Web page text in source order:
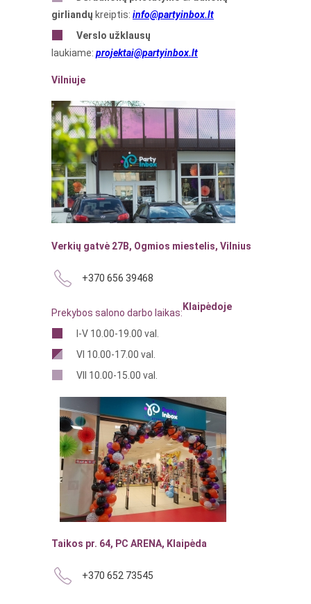
girliandų kreiptis: info@partyinbox.lt
Verslo užklausų
laukiame: projektai@partyinbox.lt
Vilniuje
Verkių gatvė 27B, Ogmios miestelis, Vilnius
+370 656 39468
Prekybos salono darbo laikas:
I-V 10.00-19.00 val.
VI 10.00-17.00 val.
VII 10.00-15.00 val.
Klaipėdoje
Taikos pr. 64, PC ARENA, Klaipėda
+370 652 73545